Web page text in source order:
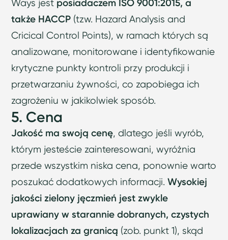
Ways jest posiadaczem ISO 9001:2015, a
także HACCP (tzw. Hazard Analysis and
Cricical Control Points), w ramach których są
analizowane, monitorowane i identyfikowanie
krytyczne punkty kontroli przy produkcji i
przetwarzaniu żywności, co zapobiega ich
zagrożeniu w jakikolwiek sposób.
5. Cena
Jakość ma swoją cenę, dlatego jeśli wyrób,
którym jesteście zainteresowani, wyróżnia
przede wszystkim niska cena, ponownie warto
poszukać dodatkowych informacji.Wysokiej
jakości zielony jęczmień jest zwykle
uprawiany w starannie dobranych, czystych
lokalizacjach za granicą (zob. punkt 1), skąd